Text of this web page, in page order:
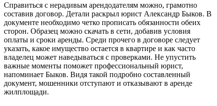
Справиться с нерадивым арендодателям можно, грамотно
составив договор. Детали раскрыл юрист Александр Быков. В
документе необходимо четко прописать обязанности обеих
сторон. Образец можно скачать в сети, добавив условия
оплаты и сроки аренды. Среди прочего в договоре следует
указать, какое имущество остается в квартире и как часто
владелец может наведываться с проверками. Не упустить
важные моменты поможет профессиональный юрист,
напоминает Быков. Видя такой подробно составленный
документ, мошенники отступают и отказывают в аренде
жилплощади.